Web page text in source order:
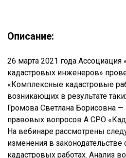
Описание:
26 марта 2021 года Ассоциация
кадастровых инженеров»
«Комплексные кадастровые
возникающих в результате
Громова Светлана Борисовна —
правовых вопросов А СРО
На вебинаре рассмотрены
изменения в
кадастровых работах. Анализ